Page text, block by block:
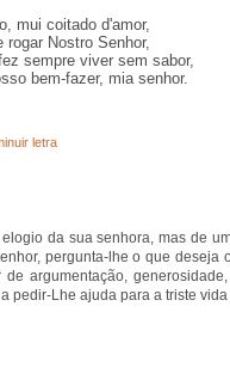
, mui coitado d'amor,
rogar Nostro Senhor,
sempre viver sem sabor,
bem-fazer, mia senhor.
letra
da sua senhora, mas de
pergunta-lhe o que deseja
de argumentação,
pedir-Lhe ajuda para a triste